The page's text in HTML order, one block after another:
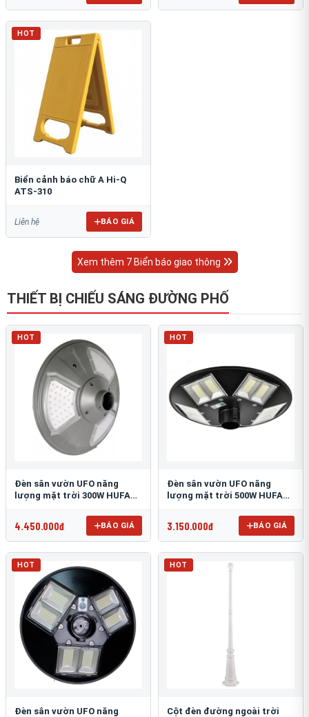
HOT
Biển cảnh báo chữ A Hi-Q
ATS-310
Liên hệ BÁO GIÁ
Xem thêm 7 Biển báo giao thông
THIẾT BỊ CHIẾU SÁNG ĐƯỜNG PHỐ
HOT
Đèn sân vườn UFO năng
lượng mặt trời 300W HUFA
4.450.000đ BÁO GIÁ
HOT
Đèn sân vườn UFO năng
lượng mặt trời 500W HUFA
3.150.000đ BÁO GIÁ
HOT
Đèn sân vườn UFO năng
HOT
Cột đèn đường ngoài trời